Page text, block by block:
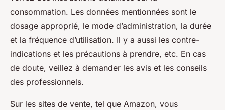
consommation. Les données mentionnées sont le
dosage approprié, le mode d’administration, la durée
et la fréquence d’utilisation. Il y a aussi les contre-
indications et les précautions à prendre, etc. En cas
de doute, veillez à demander les avis et les conseils
des professionnels.
Sur les sites de vente, tel que Amazon, vous